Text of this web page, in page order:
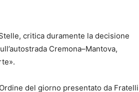
critica duramente la decisione
Cremona–Mantova,
del giorno presentato da Fratelli